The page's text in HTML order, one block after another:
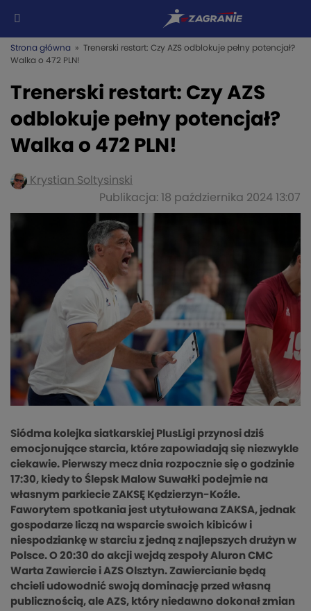
Strona główna » Trenerski restart: Czy AZS odblokuje pełny potencjał?
Walka o 472 PLN!
Trenerski restart: Czy AZS
odblokuje pełny potencjał?
Walka o 472 PLN!
Krystian Soltysinski
Publikacja: 18 października 2024 13:07
Siódma kolejka siatkarskiej PlusLigi przynosi dziś
emocjonujące starcia, które zapowiadają się niezwykle
ciekawie. Pierwszy mecz dnia rozpocznie się o godzinie
17:30, kiedy to Ślepsk Malow Suwałki podejmie na
własnym parkiecie ZAKSĘ Kędzierzyn-Koźle.
Faworytem spotkania jest utytułowana ZAKSA, jednak
gospodarze liczą na wsparcie swoich kibiców i
niespodziankę w starciu z jedną z najlepszych drużyn w
Polsce. O 20:30 do akcji wejdą zespoły Aluron CMC
Warta Zawiercie i AZS Olsztyn. Zawiercianie będą
chcieli udowodnić swoją dominację przed własną
publicznością, ale AZS, który niedawno dokonał zmian